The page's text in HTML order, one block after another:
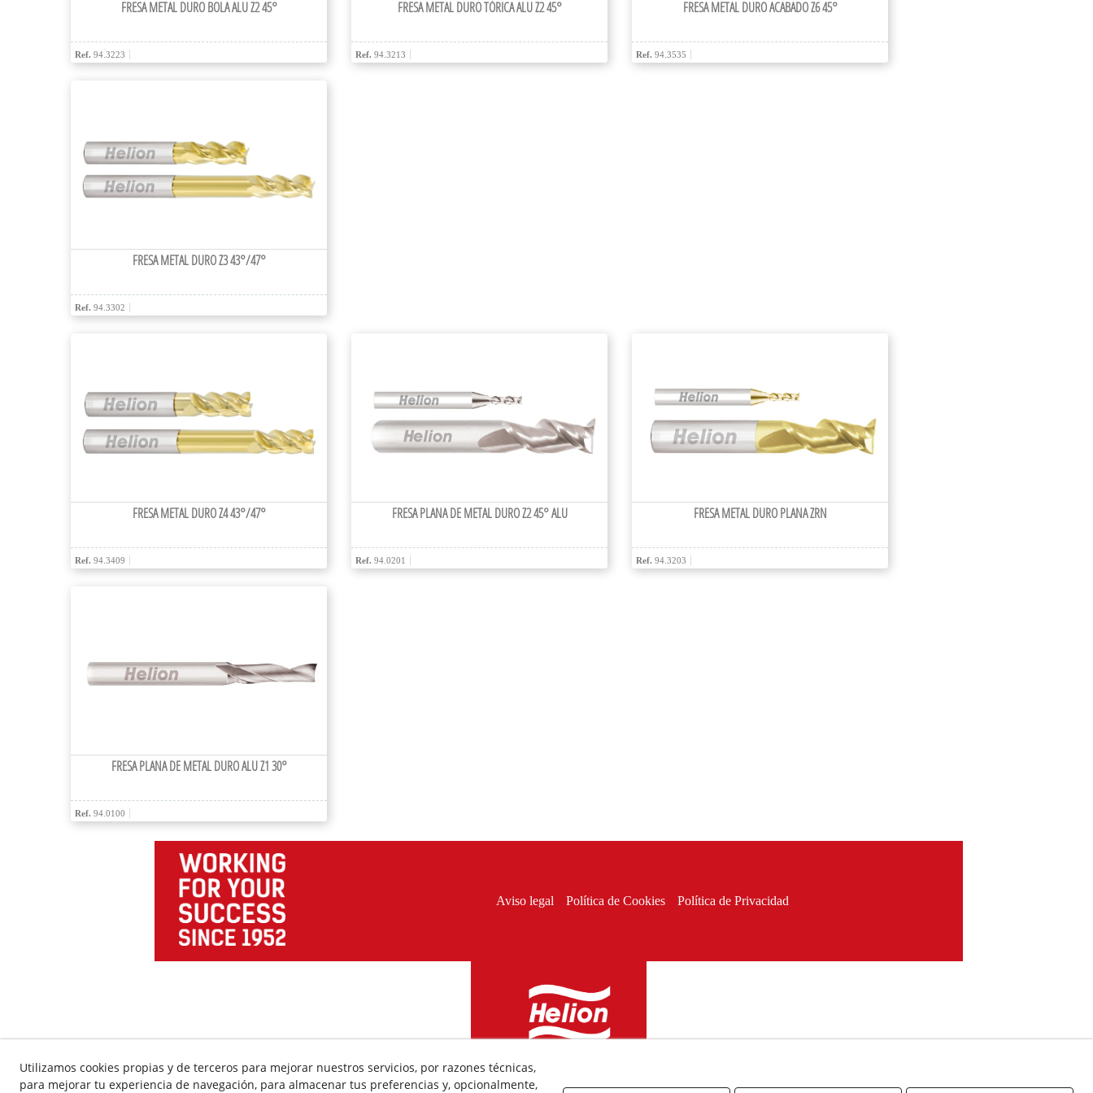
FRESA METAL DURO BOLA ALU Z2 45°
Ref. 94.3223
FRESA METAL DURO TÓRICA ALU Z2 45°
Ref. 94.3213
FRESA METAL DURO ACABADO Z6 45°
Ref. 94.3535
FRESA METAL DURO Z3 43°/47°
Ref. 94.3302
FRESA METAL DURO Z4 43°/47°
Ref. 94.3409
FRESA PLANA DE METAL DURO Z2 45° ALU
Ref. 94.0201
FRESA METAL DURO PLANA ZRN
Ref. 94.3203
FRESA PLANA DE METAL DURO ALU Z1 30°
Ref. 94.0100
Aviso legal Política de Cookies Política de Privacidad
Utilizamos cookies propias y de terceros para mejorar nuestros servicios, por razones técnicas,
para mejorar tu experiencia de navegación, para almacenar tus preferencias y, opcionalmente,